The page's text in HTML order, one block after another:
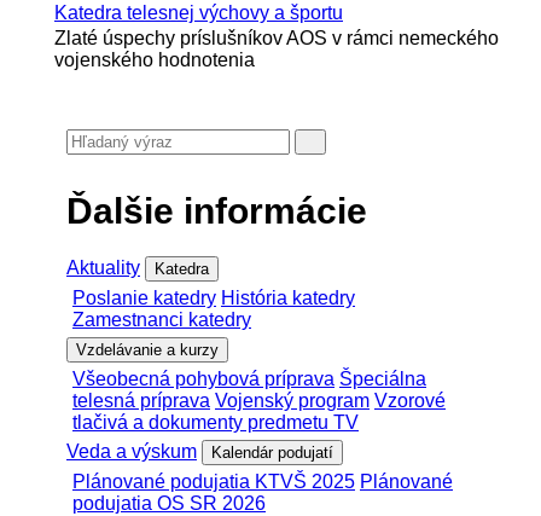
Katedra telesnej výchovy a športu
Zlaté úspechy príslušníkov AOS v rámci nemeckého
vojenského hodnotenia
Ďalšie informácie
Aktuality Katedra
Poslanie katedry História katedry
Zamestnanci katedry
Vzdelávanie a kurzy
Všeobecná pohybová príprava Špeciálna
telesná príprava Vojenský program Vzorové
tlačivá a dokumenty predmetu TV
Veda a výskum
Kalendár podujatí
Plánované podujatia KTVŠ 2025 Plánované
podujatia OS SR 2026